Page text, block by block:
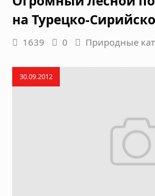
на Турецко-
1639 0 Природные
30.09.2012